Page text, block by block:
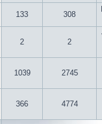
133 308
2 2
1039 2745
366 4774